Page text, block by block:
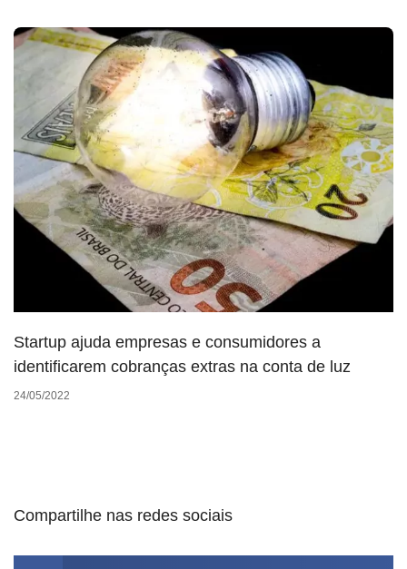
Startup ajuda empresas e consumidores a
identificarem cobranças extras na conta de luz
24/05/2022
Compartilhe nas redes sociais